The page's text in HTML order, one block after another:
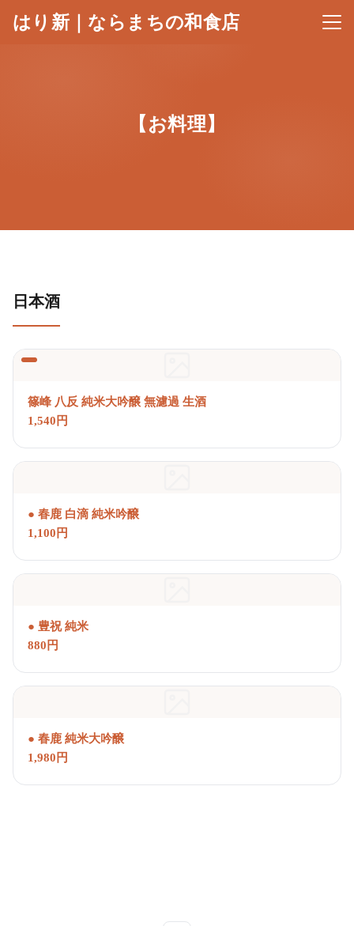
はり新｜ならまちの和食店 メニ
【お料理】
日本酒
篠峰 八反 純米大吟醸 無濾過 生酒
1,540円
● 春鹿 白滴 純米吟醸
1,100円
● 豊祝 純米
880円
● 春鹿 純米大吟醸
1,980円